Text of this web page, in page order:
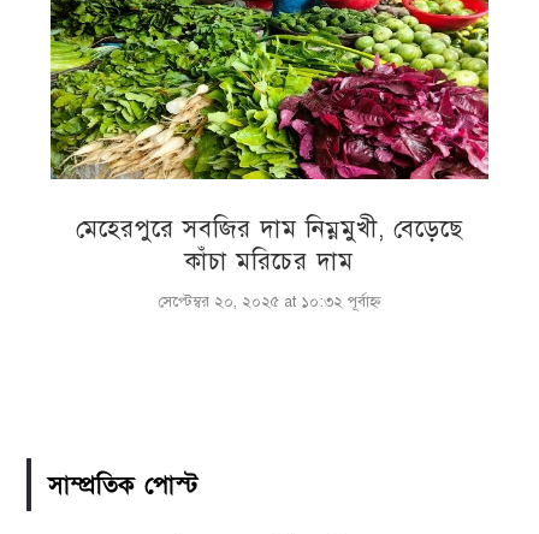
মেহেরপুরে সবজির দাম নিম্নমুখী, বেড়েছে
কাঁচা মরিচের দাম
সেপ্টেম্বর ২০, ২০২৫ at ১০:৩২ পূর্বাহ্ণ
সাম্প্রতিক পোস্ট